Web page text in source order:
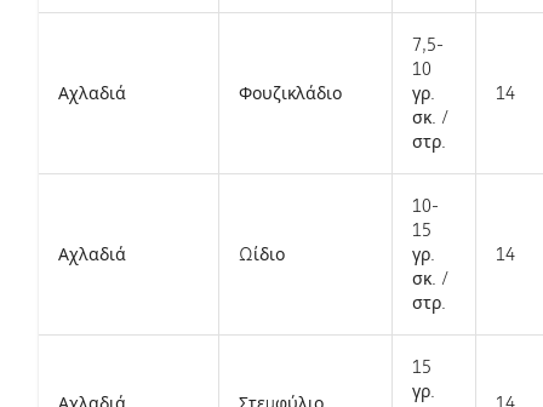
Αχλαδιά Φουζικλάδιο
7,5-
10
γρ.
σκ. /
στρ.​
14
Αχλαδιά Ωίδιο
10-
15
γρ.
σκ. /
στρ.​
14
15
γρ.